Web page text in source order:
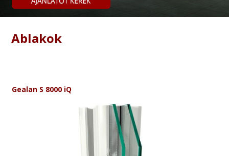
Ablakok
Gealan S 8000 iQ